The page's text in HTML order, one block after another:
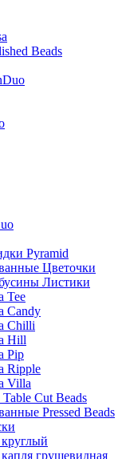
Beads
Pyramid
Цветочки
Листики
Tee
Candy
Chilli
Hill
Pip
Ripple
Villa
Cut Beads
Pressed Beads
грушевидная